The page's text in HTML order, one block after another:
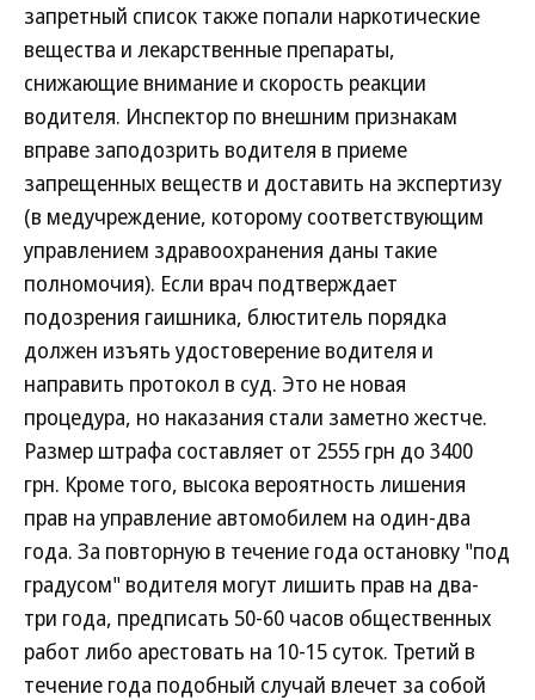
запретный список также попали наркотические
вещества и лекарственные препараты,
снижающие внимание и скорость реакции
водителя. Инспектор по внешним признакам
вправе заподозрить водителя в приеме
запрещенных веществ и доставить на экспертизу
(в медучреждение, которому соответствующим
управлением здравоохранения даны такие
полномочия). Если врач подтверждает
подозрения гаишника, блюститель порядка
должен изъять удостоверение водителя и
направить протокол в суд. Это не новая
процедура, но наказания стали заметно жестче.
Размер штрафа составляет от 2555 грн до 3400
грн. Кроме того, высока вероятность лишения
прав на управление автомобилем на один-два
года. За повторную в течение года остановку "под
градусом" водителя могут лишить прав на два-
три года, предписать 50-60 часов общественных
работ либо арестовать на 10-15 суток. Третий в
течение года подобный случай влечет за собой